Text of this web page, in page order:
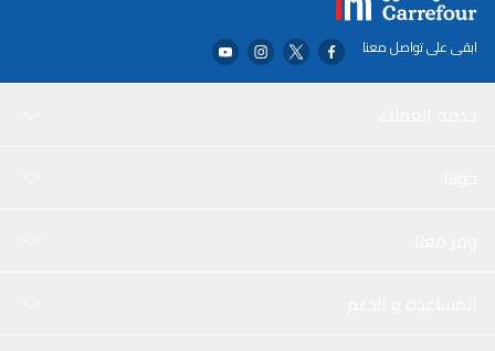
ابقى على تواصل معنا